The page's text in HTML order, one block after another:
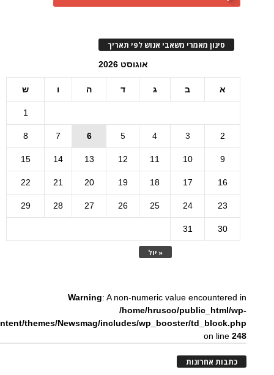
סינון מאמרי משאבי אנוש לפי תאריך
אוגוסט 2026
א ב ג ד ה ו ש
« יול
1
2
3
4
5
6
7
8
9
10
11
12
13
14
15
16
17
18
19
20
21
22
23
24
25
26
27
28
29
30
31
Warning: A non-numeric value encountered in
/home/hrusco/public_html/wp-
themes/Newsmag/includes/wp_booster/td_block.php
on line248
כתבות אחרונות